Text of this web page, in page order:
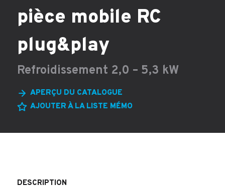
pièce mobile RC
plug&play
Refroidissement 2,0 – 5,3 kW
APERÇU DU CATALOGUE
AJOUTER À LA LISTE MÉMO
DESCRIPTION